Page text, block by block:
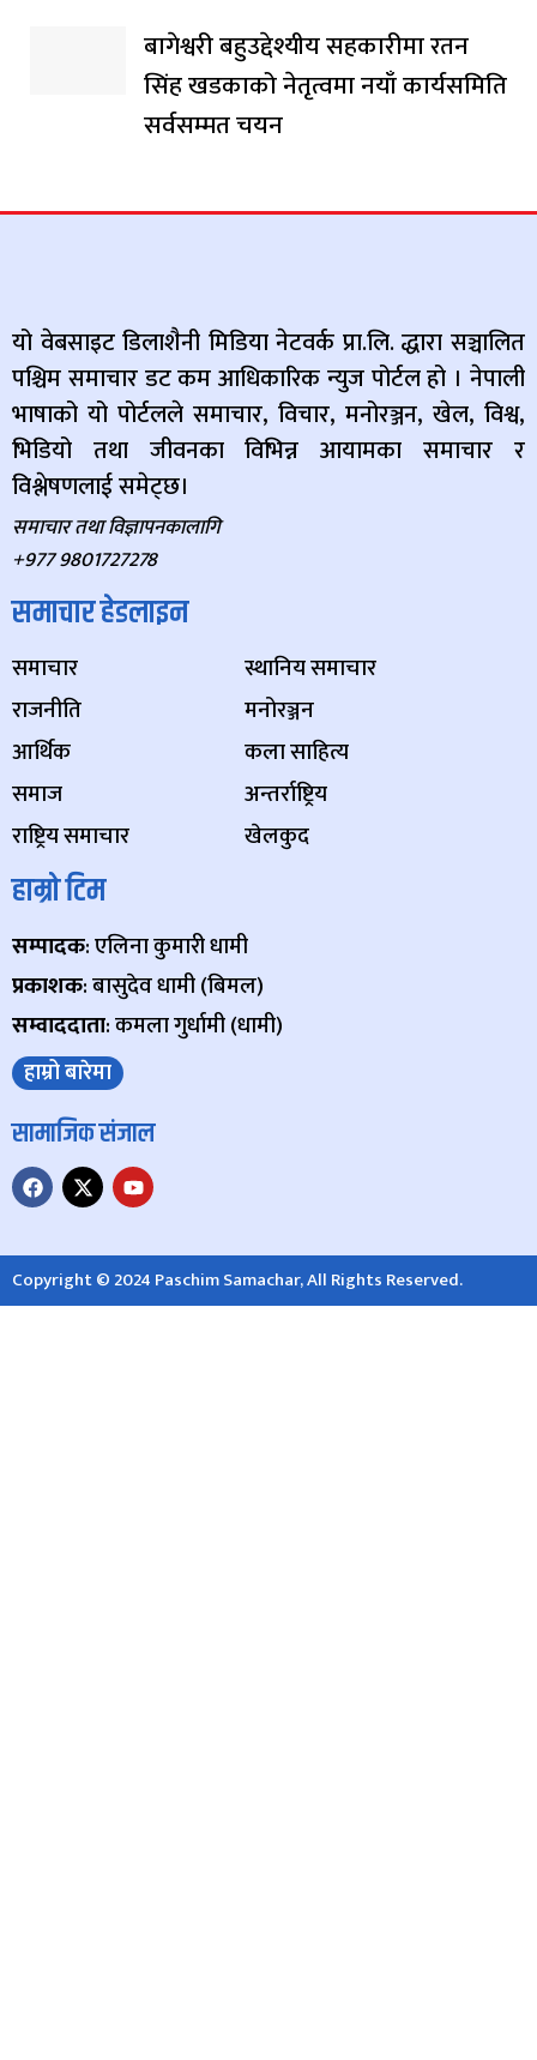
बागेश्वरी बहुउद्देश्यीय सहकारीमा रतन
सिंह खडकाको नेतृत्वमा नयाँ कार्यसमिति
सर्वसम्मत चयन
यो वेबसाइट डिलाशैनी मिडिया नेटवर्क प्रा.लि. द्धारा सञ्चालित
पश्चिम समाचार डट कम आधिकारिक न्युज पोर्टल हो । नेपाली
भाषाको यो पोर्टलले समाचार, विचार, मनोरञ्जन, खेल, विश्व,
भिडियो तथा जीवनका विभिन्न आयामका समाचार र
विश्लेषणलाई समेट्छ।
समाचार तथा विज्ञापनकालागि
+977 9801727278
समाचार हेडलाइन
समाचार
राजनीति
आर्थिक
समाज
राष्ट्रिय समाचार
स्थानिय समाचार
मनोरञ्जन
कला साहित्य
अन्तर्राष्ट्रिय
खेलकुद
हाम्रो टिम
सम्पादक: एलिना कुमारी धामी
प्रकाशक: बासुदेव धामी (बिमल)
सम्वाददाता: कमला गुर्धामी (धामी)
हाम्रो बारेमा
सामाजिक संजाल
Copyright © 2024 Paschim Samachar, All Rights Reserved.